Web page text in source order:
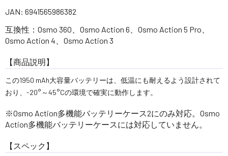
JAN: 6941565986382
互換性：Osmo 360、Osmo Action 6、Osmo Action 5 Pro、
Osmo Action 4、Osmo Action 3
【商品説明】
この1950 mAh大容量バッテリーは、低温にも耐えるよう設計されて
おり、-20°～45°Cの環境で確実に動作します。
※Osmo Action多機能バッテリーケース2にのみ対応。Osmo
Action多機能バッテリーケースには対応していません。
【スペック】